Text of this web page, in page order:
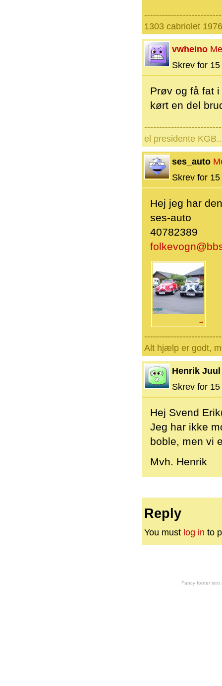
1303 cabriolet
vwheino
Skrev for
Prøv og få fat
kørt en del
el presidente
ses_auto
Skrev for
Hej jeg har
ses-auto
40782389
→
Alt hjælp er godt,
Henrik Juul
Skrev for
Hej Svend
Jeg har ikke
boble, men vi
Mvh. Henrik
Reply
You must log in to
Fancy footer